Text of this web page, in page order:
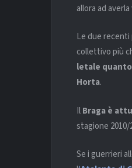
allora ad
Le due recenti
collettivo più
letale
Horta.
IlBraga è
stagione 2010/
Se i guerrieri